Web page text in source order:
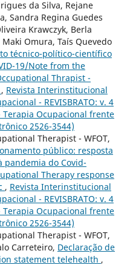
da Silva, Rejane
Sandra Regina Guedes
Krawczyk, Berla
Omura, Taís Quevedo
técnico-político-científico
19/Note from the
Thrapist -
, Revista Interinstitucional
- REVISBRATO: v. 4
Terapia Ocupacional frente
2526-3544)
Therapist - WFOT,
público: resposta
pandemia do Covid-
Therapy response
, Revista Interinstitucional
- REVISBRATO: v. 4
Terapia Ocupacional frente
2526-3544)
Therapist - WFOT,
Carreteiro, Declaração de
statement telehealth ,